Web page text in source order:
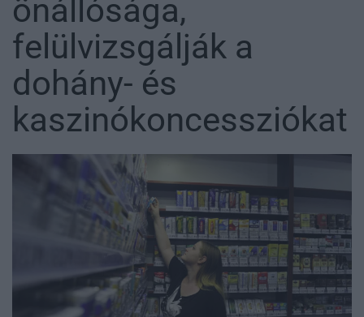
önállósága,
felülvizsgálják a
dohány- és
kaszinókoncessziókat